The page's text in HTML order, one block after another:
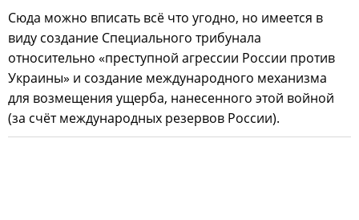
Сюда можно вписать всё что угодно, но имеется в
виду создание Специального трибунала
относительно «преступной агрессии России против
Украины» и создание международного механизма
для возмещения ущерба, нанесенного этой войной
(за счёт международных резервов России).